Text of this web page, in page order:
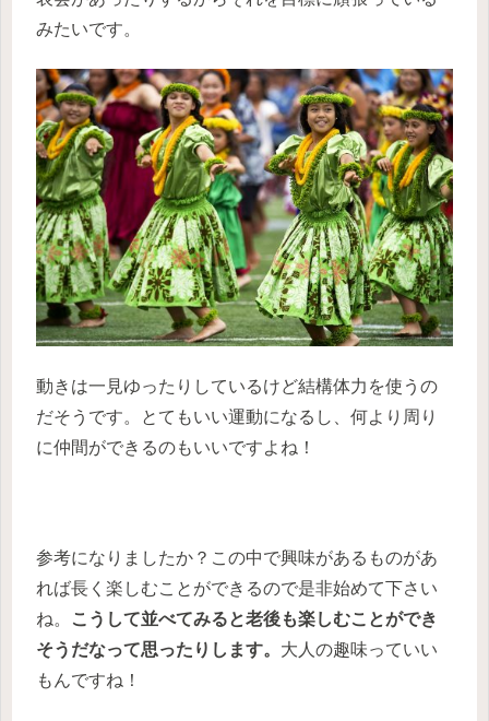
みたいです。
動きは一見ゆったりしているけど結構体力を使うの
だそうです。とてもいい運動になるし、何より周り
に仲間ができるのもいいですよね！
参考になりましたか？この中で興味があるものがあ
れば長く楽しむことができるので是非始めて下さい
ね。
こうして並べてみると老後も楽しむことができ
そうだなって思ったりします。 大人の趣味っていい
もんですね！